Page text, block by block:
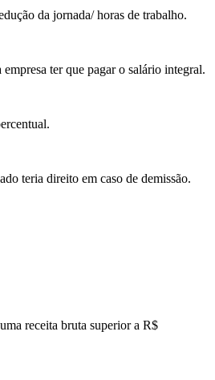
da jornada/ horas de trabalho.
ter que pagar o salário integral.
teria direito em caso de demissão.
receita bruta superior a R$